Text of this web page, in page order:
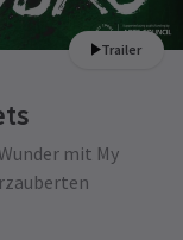
Trailer
mit My